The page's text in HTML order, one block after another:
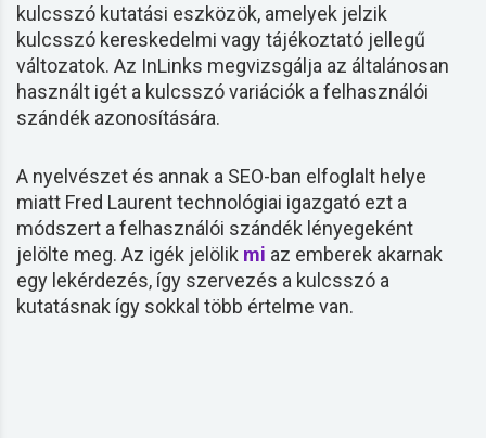
kulcsszó kutatási eszközök, amelyek jelzik
kulcsszó kereskedelmi vagy tájékoztató jellegű
változatok. Az InLinks megvizsgálja az általánosan
használt igét a kulcsszóvariációk a felhasználói
szándék azonosítására.
A nyelvészet és annak a SEO-ban elfoglalt helye
miatt Fred Laurent technológiai igazgató ezt a
módszert a felhasználói szándék lényegeként
jelölte meg. Az igék jelölik mi az emberek akarnak
egy lekérdezés, így szervezés a kulcsszó a
kutatásnak így sokkal több értelme van.